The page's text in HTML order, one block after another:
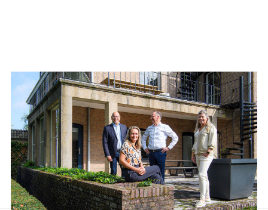
Aanbod van LUC
Neem de tijd om onze lijst met beschikbare object te bekijken en
aarzel niet om contact met ons op te nemen als u vragen heeft, meer
informatie wilt of een bezichtiging wil plannen.
Ons team van vastgoedprofessionals staat klaar om u te helpen bij
elke stap van het proces.